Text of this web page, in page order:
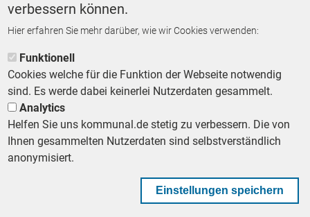
ZURÜCK ZUR STARTSEITE
Footer First Navigation
MESSE KOMMUNAL LESERSERVICE AGB DATENSCHUTZ
IMPRESSUM
KOMMUNALBESCHAFFUNG
Footer Second Navigation
verbessern können.
Hier erfahren Sie mehr darüber, wie wir Cookies verwenden:
Funktionell
Cookies welche für die Funktion der Webseite notwendig
sind. Es werde dabei keinerlei Nutzerdaten gesammelt.
Analytics
Helfen Sie uns kommunal.de stetig zu verbessern. Die von
Ihnen gesammelten Nutzerdaten sind selbstverständlich
anonymisiert.
Einstellungen speichern